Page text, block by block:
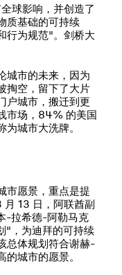
球影响，并创造了
质基础的可持续
行为规范"。剑桥大
城市的未来，因为
掏空，留下了大片
户城市，搬迁到更
市场，84% 的美国
城市大洗牌。
市愿景，重点是提
13 日，阿联酋副
-拉希德-阿勒马克
"，为迪拜的可持续
总体规划符合谢赫-
城市的愿景。